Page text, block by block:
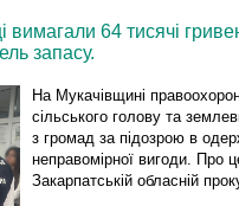
вимагали 64 тисячі
запасу.
На Мукачівщині
сільського голову та
з громад за підозрою в
неправомірної вигоди. Про
Закарпатській обласній